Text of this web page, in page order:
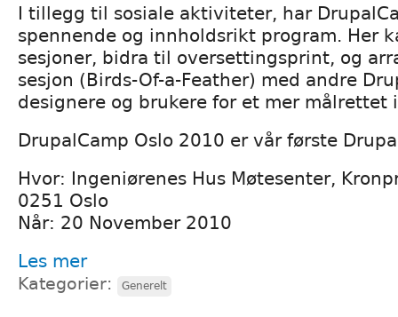
I tillegg til sosiale aktiviteter, har
spennende og innholdsrikt program. Her
sesjoner, bidra til oversettingsprint, og
sesjon (Birds-Of-a-Feather) med andre
designere og brukere for et mer målrettet
DrupalCamp Oslo 2010 er vår første
Hvor: Ingeniørenes Hus Møtesenter,
0251 Oslo
Når: 20 November 2010
Les mer
Kategorier: Generelt